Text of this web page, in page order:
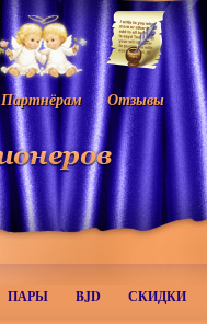
Партнёрам Отзывы
ПАРЫ BJD СКИДКИ